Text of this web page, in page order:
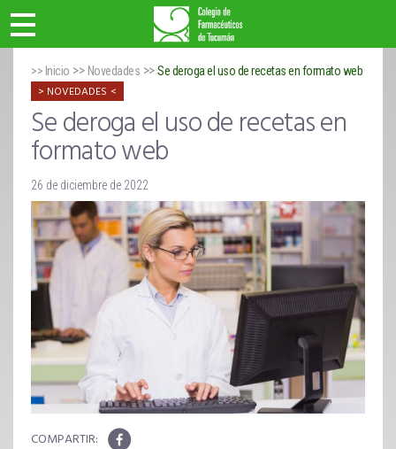
>> Inicio >> Novedades >>Se deroga el uso de recetas en formato web
NOVEDADES
Se deroga el uso de recetas en
formato web
26 de diciembre de 2022